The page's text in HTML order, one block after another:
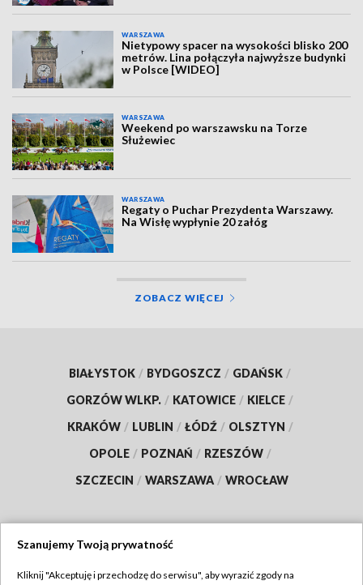
WARSZAWA
Nietypowy spacer na wysokości blisko 200
metrów. Lina połączyła najwyższe budynki
w Polsce [WIDEO]
WARSZAWA
Weekend po warszawsku na Torze
Służewiec
WARSZAWA
Regaty o Puchar Prezydenta Warszawy.
Na Wisłę wypłynie 20 załóg
ZOBACZ WIĘCEJ
BIAŁYSTOK / BYDGOSZCZ / GDAŃSK /
GORZÓW WLKP. / KATOWICE / KIELCE /
KRAKÓW / LUBLIN / ŁÓDŹ / OLSZTYN /
OPOLE / POZNAŃ / RZESZÓW /
SZCZECIN / WARSZAWA / WROCŁAW
Szanujemy Twoją prywatność
Kliknij "Akceptuję i przechodzę do serwisu", aby wyrazić zgody na